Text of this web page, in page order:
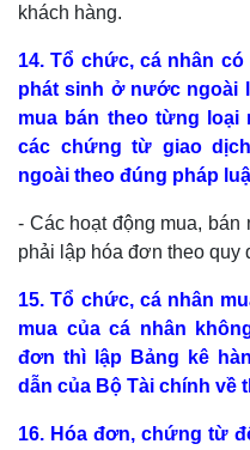
khách hàng.
14. Tổ chức, cá nhân
phát sinh ở nước ngoài
mua bán theo từng
các chứng từ giao
ngoài theo đúng pháp
- Các hoạt động mua,
phải lập hóa đơn theo quy
15. Tổ chức, cá nhân
mua của cá nhân
đơn thì lập Bảng kê
dẫn của Bộ Tài chính về
16. Hóa đơn, chứng từ